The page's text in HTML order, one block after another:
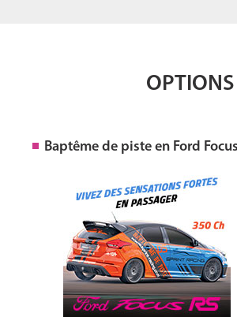
OPTIONS
Baptême de piste en Ford